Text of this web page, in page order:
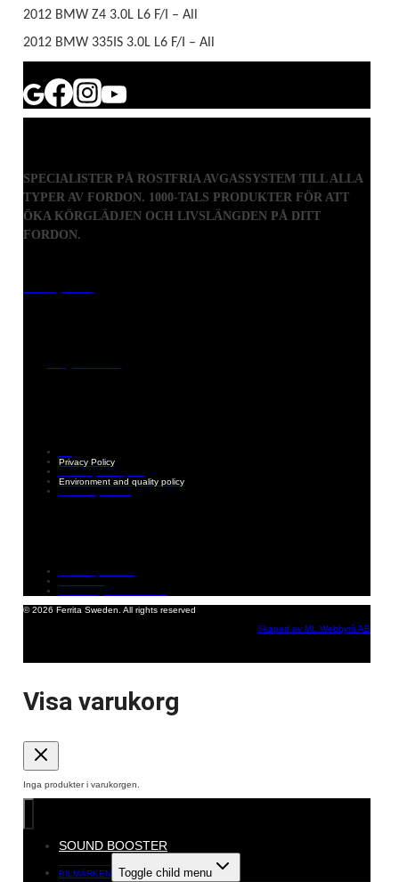
2012 BMW Z4 3.0L L6 F/I – All
2012 BMW 335IS 3.0L L6 F/I – All
SPECIALISTER PÅ ROSTFRIA AVGASSYSTEM TILL ALLA
TYPER AV FORDON. 1000-TALS PRODUKTER FÖR ATT
ÖKA KÖRGLÄDJEN OCH LIVSLÄNGDEN PÅ DITT
FORDON.
Privacy Policy
Environment and quality policy
© 2026 Ferrita Sweden. All rights reserved
Skapad av ML Webbyrå AB
Visa varukorg
Inga produkter i varukorgen.
SOUND BOOSTER
BILMÄRKEN Toggle child menu